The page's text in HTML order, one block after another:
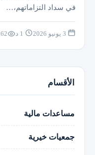
في سداد التزاماتهم،…
62
الأقسام
مساعدات مالية
جمعيات خيرية